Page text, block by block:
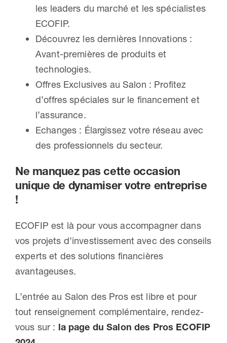
les leaders du marché et les spécialistes
ECOFIP.
Découvrez les dernières Innovations :
Avant-premières de produits et
technologies.
Offres Exclusives au Salon : Profitez
d’offres spéciales sur le financement et
l’assurance.
Echanges : Élargissez votre réseau avec
des professionnels du secteur.
Ne manquez pas cette occasion
unique de dynamiser votre entreprise
!
ECOFIP est là pour vous accompagner dans
vos projets d’investissement avec des conseils
experts et des solutions financières
avantageuses.
L’entrée au Salon des Pros est libre et pour
tout renseignement complémentaire, rendez-
vous sur : la page du Salon des Pros ECOFIP